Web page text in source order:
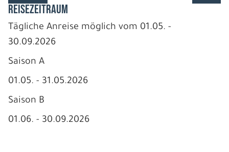
REISEZEITRAUM
Tägliche Anreise möglich vom 01.05. -
30.09.2026
Saison A
01.05. - 31.05.2026
Saison B
01.06. - 30.09.2026